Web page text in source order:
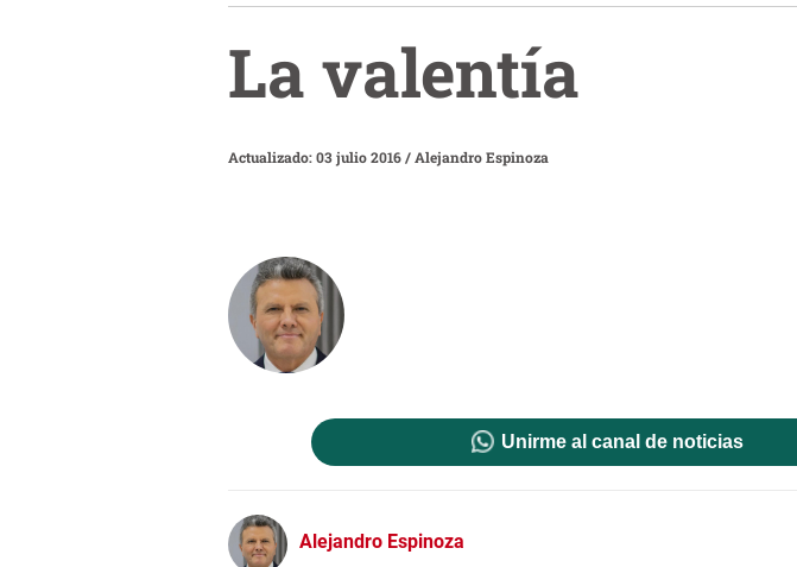
La valentía
Actualizado: 03 julio 2016/ Alejandro Espinoza
Unirme al canal de noticias
Alejandro Espinoza